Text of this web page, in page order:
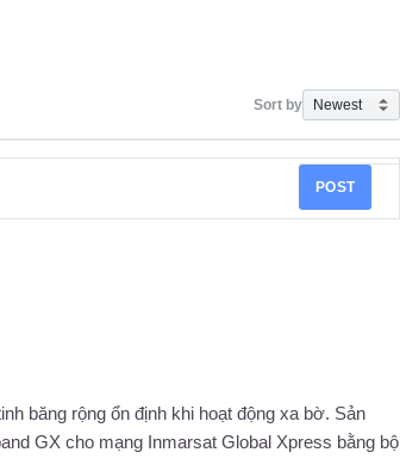
Sort by
POST
băng rộng ổn định khi hoạt động xa bờ. Sản
GX cho mạng Inmarsat Global Xpress bằng bộ